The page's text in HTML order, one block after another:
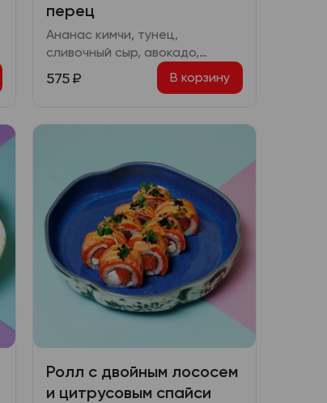
перец
Ананас кимчи, тунец,
сливочный сыр, авокадо,
омлет, соус печеный перец,
картофель пай, шичими
575 ₽ В корзину
Ролл с двойным лососем
и цитрусовым спайси